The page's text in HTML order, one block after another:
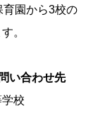
育園から3校の
。
い合わせ先
校